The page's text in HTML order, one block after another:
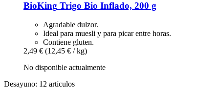
BioKing Trigo Bio Inflado, 200 g
Agradable dulzor.
Ideal para muesli y para picar entre horas.
Contiene gluten.
2,49 € (12,45 € / kg)
No disponible actualmente
Desayuno: 12 artículos